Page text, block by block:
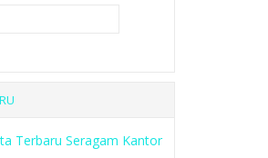
Terbaru Seragam Kantor